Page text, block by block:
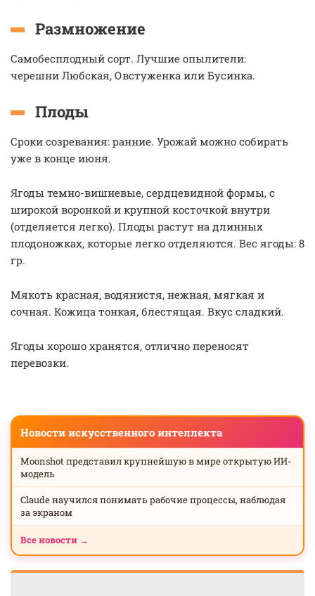
Размножение
Самобесплодный сорт. Лучшие опылители:
черешни Любская, Овстуженка или Бусинка.
Плоды
Сроки созревания: ранние. Урожай можно собирать
уже в конце июня.
Ягоды темно-вишневые, сердцевидной формы, с
широкой воронкой и крупной косточкой внутри
(отделяется легко). Плоды растут на длинных
плодоножках, которые легко отделяются. Вес ягоды: 8
гр.
Мякоть красная, водянистя, нежная, мягкая и
сочная. Кожица тонкая, блестящая. Вкус сладкий.
Ягоды хорошо хранятся, отлично переносят
перевозки.
Новости искусственного интеллекта
Moonshot представил крупнейшую в мире открытую ИИ-
модель
Claude научился понимать рабочие процессы, наблюдая
за экраном
Все новости →